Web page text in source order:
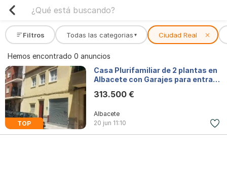
Filtros Todas las categorias ▾ Ciudad Real ✕
Hemos encontrado 0 anuncios
TOP
Casa Plurifamiliar de 2 plantas en
Albacete con Garajes para entrar a
313.500 €
Albacete
20 jun 11:10